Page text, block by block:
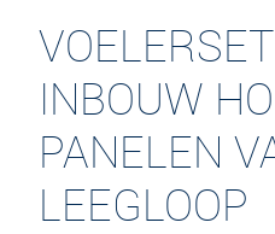
INBOUW
PANELEN
LEEGLOOP